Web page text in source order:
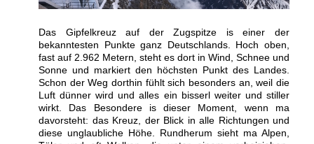
Das Gipfelkreuz auf der Zugspitze is einer der
bekanntesten Punkte ganz Deutschlands. Hoch oben,
fast auf 2.962 Metern, steht es dort in Wind, Schnee und
Sonne und markiert den höchsten Punkt des Landes.
Schon der Weg dorthin fühlt sich besonders an, weil die
Luft dünner wird und alles ein bisserl weiter und stiller
wirkt. Das Besondere is dieser Moment, wenn ma
davorsteht: das Kreuz, der Blick in alle Richtungen und
diese unglaubliche Höhe. Rundherum sieht ma Alpen,